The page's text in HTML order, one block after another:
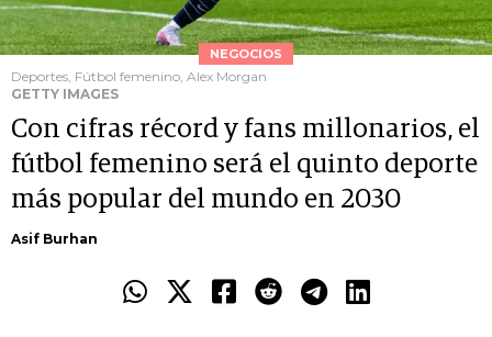
NEGOCIOS
Deportes, Fútbol femenino, Alex Morgan
GETTY IMAGES
Con cifras récord y fans millonarios, el
fútbol femenino será el quinto deporte
más popular del mundo en 2030
Asif Burhan